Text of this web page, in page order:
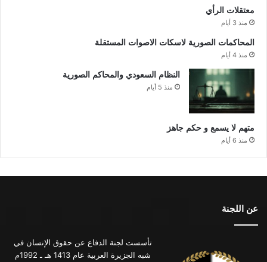
معتقلات الرأي
منذ 3 أيام
المحاكمات الصورية لاسكات الاصوات المستقلة
منذ 4 أيام
النظام السعودي والمحاكم الصورية
منذ 5 أيام
متهم لا يسمع و حكم جاهز
منذ 6 أيام
عن اللجنة
تأسست لجنة الدفاع عن حقوق الإنسان في
شبه الجزيرة العربية عام 1413 هـ ـ 1992م